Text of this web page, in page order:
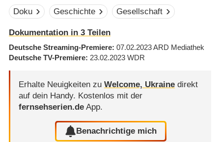
Doku Geschichte Gesellschaft
Dokumentation in 3 Teilen
Deutsche Streaming-Premiere 07.02.2023ARD Mediathek
Deutsche TV-Premiere 23.02.2023 WDR
Erhalte Neuigkeiten zu Welcome, Ukrainedirekt
auf dein Handy. Kostenlos mit der
fernsehserien.deApp.
Benachrichtige mich